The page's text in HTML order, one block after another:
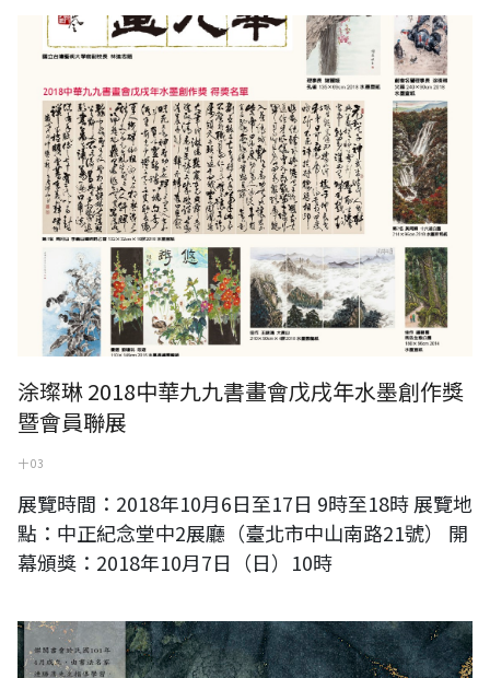
2018中華九九書畫會戊戌年水墨創作獎暨會員聯展
涂璨琳 2018中華九九書畫會戊戌年水墨創作獎
暨會員聯展
十 03
展覽時間：2018年10月6日至17日 9時至18時 展覽地
點：中正紀念堂中2展廳（臺北市中山南路21號） 開
幕頒獎：2018年10月7日（日）10時
傑閣書會「書海墨功」會員聯展